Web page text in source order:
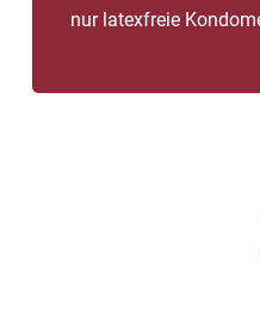
nur latexfreie